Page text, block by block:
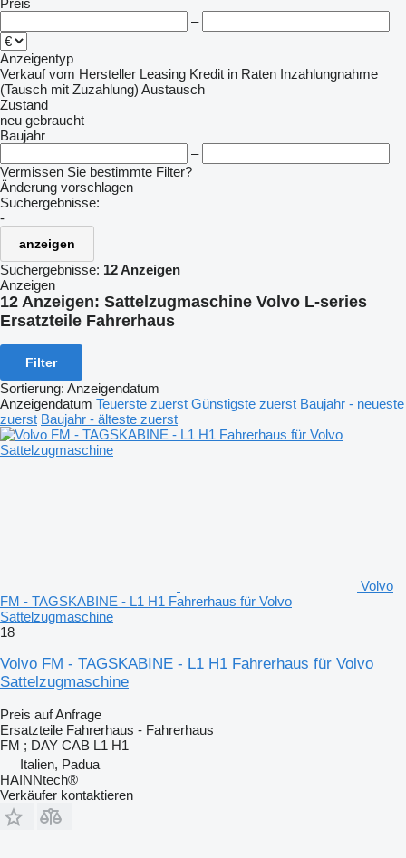
Preis
–
Anzeigentyp
Verkauf vom Hersteller Leasing Kredit in Raten Inzahlungnahme
(Tausch mit Zuzahlung) Austausch
Zustand
neu gebraucht
Baujahr
–
Vermissen Sie bestimmte Filter?
Änderung vorschlagen
Suchergebnisse:
-
anzeigen
Suchergebnisse: 12 Anzeigen
Anzeigen
12 Anzeigen: Sattelzugmaschine Volvo L-series
Ersatzteile Fahrerhaus
Filter
Sortierung: Anzeigendatum
Anzeigendatum Teuerste zuerst Günstigste zuerst Baujahr - neueste
zuerst Baujahr - älteste zuerst
Volvo
FM - TAGSKABINE - L1 H1 Fahrerhaus für Volvo
Sattelzugmaschine
18
Volvo FM - TAGSKABINE - L1 H1 Fahrerhaus für Volvo
Sattelzugmaschine
Preis auf Anfrage
Ersatzteile Fahrerhaus - Fahrerhaus
FM ; DAY CAB L1 H1
Italien, Padua
HAINNtech®
Verkäufer kontaktieren